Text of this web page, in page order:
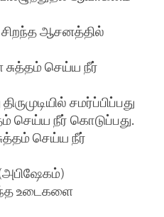
ஆசனத்தில்
சுத்தம் செய்ய நீர்
சமர்ப்பிப்பது
செய்ய நீர் கொடுப்பது.
செய்ய நீர்
உடைகளை